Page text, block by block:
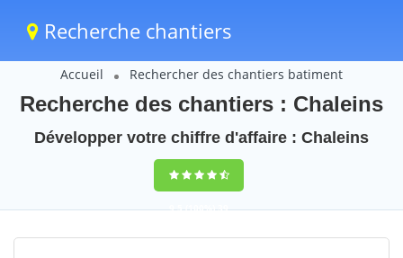
Recherche chantiers
Accueil Rechercher des chantiers batiment
Recherche des chantiers : Chaleins
Développer votre chiffre d'affaire : Chaleins
9,5(100%)39
votes